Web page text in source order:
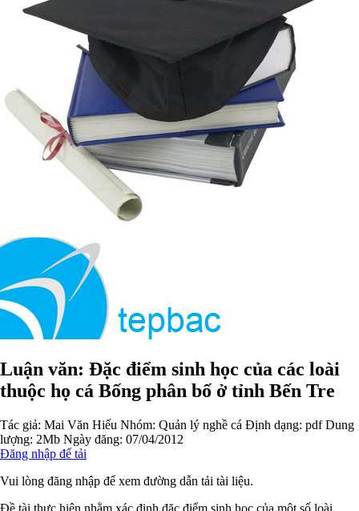
Luận văn: Đặc điểm sinh học của các loài
thuộc họ cá Bống phân bố ở tỉnh Bến Tre
Tác giả: Mai Văn Hiếu Nhóm: Quản lý nghề cá Định dạng: pdf Dung
lượng: 2Mb Ngày đăng: 07/04/2012
Đăng nhập để tải
Vui lòng đăng nhập để xem đường dẫn tải tài liệu.
Đề tài thực hiện nhằm xác định đặc điểm sinh học của một số loài